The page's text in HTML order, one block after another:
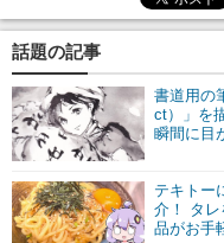
マンガ
ニコニコQ
話題の記事
書道用の
ct）」を
瞬間に目
テキトー
介！ タ
品がお手